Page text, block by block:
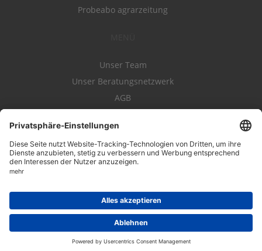
Probeabo agrarzeitung
Unser Team
Unser Beratungsnetzwerk
AGB
Datenschutz
Impressum
Kontakt
Entwickelt durchJOBIQO